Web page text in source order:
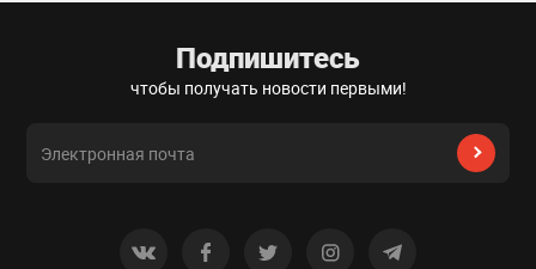
Подпишитесь
чтобы получать новости первыми!